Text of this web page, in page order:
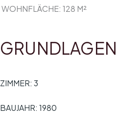
WOHNFLÄCHE: 128 M²
GRUNDLAGEN
ZIMMER: 3
BAUJAHR: 1980